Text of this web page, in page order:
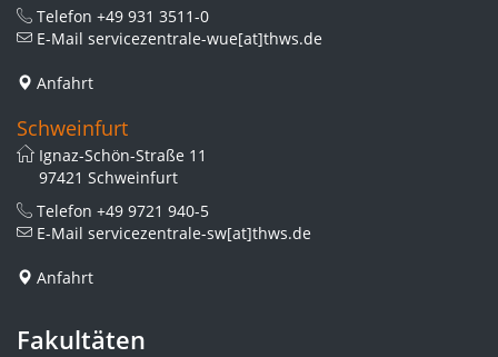
Telefon +49 931 3511-0
E-Mail servicezentrale-wue[at]thws.de
Anfahrt
Schweinfurt
Ignaz-Schön-Straße 11
97421 Schweinfurt
Telefon +49 9721 940-5
E-Mail servicezentrale-sw[at]thws.de
Anfahrt
Fakultäten